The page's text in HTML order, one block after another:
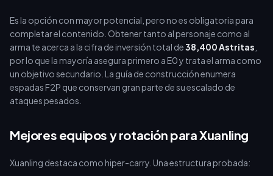
Es la opción con mayor potencial, pero no es obligatoria para
completar el contenido. Obtener tanto al personaje como al
arma te acerca a la cifra de inversión total de38,400 Astritas
por lo que la mayoría asegura primero a E0 y trata el arma como
un objetivo secundario. La guía de construcción enumera
espadas F2P que conservan gran parte de su escalado de
ataques pesados.
Mejores equipos y rotación para Xuanling
Xuanling destaca como hiper-carry. Una estructura probada: